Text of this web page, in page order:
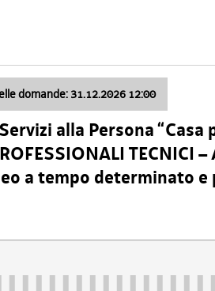
domande: 31.12.2026 12:00
alla Persona “Casa
TECNICI
a tempo determinato e